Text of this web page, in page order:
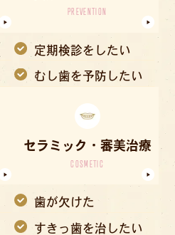
PREVENTION
定期検診をしたい
むし歯を予防したい
セラミック・審美治療
COSMETIC
歯が欠けた
すきっ歯を治したい